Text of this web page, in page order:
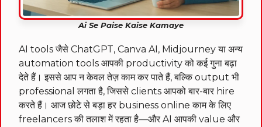
Ai Se Paise Kaise Kamaye
AI tools जैसे ChatGPT, Canva AI, Midjourney या अन्य
automation tools आपकी productivity को कई गुना बढ़ा
देते हैं। इससे आप न केवल तेज़ काम कर पाते हैं, बल्कि output भी
professional लगता है, जिससे clients आपको बार-बार hire
करते हैं। आज छोटे से बड़ा हर business online काम के लिए
freelancers की तलाश में रहता है—और AI आपकी value और